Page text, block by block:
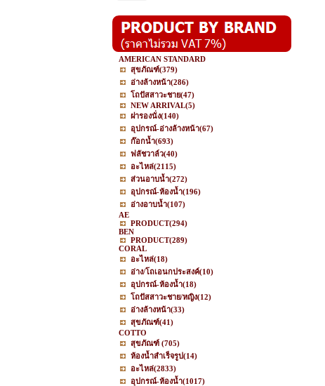
AMERICAN STANDARD
สุขภัณฑ์(379)
อ่างล้างหน้า(286)
โถปัสสาวะชาย(47)
NEW ARRIVAL(5)
ฝารองนั่ง(140)
อุปกรณ์-อ่างล้างหน้า(67)
ก๊อกน้ำ(693)
ฟลัชวาล์ว(40)
อะไหล่(2115)
ส่วนอาบน้ำ(272)
อุปกรณ์-ห้องน้ำ(196)
อ่างอาบน้ำ(107)
AE
PRODUCT(294)
BEN
PRODUCT(289)
CORAL
อะไหล่(18)
อ่าง/โถเอนกประสงค์(10)
อุปกรณ์-ห้องน้ำ(18)
โถปัสสาวะชาย/หญิง(12)
อ่างล้างหน้า(33)
สุขภัณฑ์(41)
COTTO
สุขภัณฑ์ (705)
ห้องน้ำสำเร็จรูป(14)
อะไหล่(2833)
อุปกรณ์-ห้องน้ำ(1017)